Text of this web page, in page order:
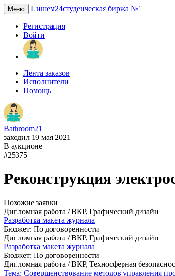
Меню Пишем24студенческая биржа №1
Регистрация
Войти
Лента заказов
Исполнители
Помощь
Bathroom21
заходил 19 мая 2021
В аукционе
#25375
Реконструкция
Похожие заявки
Дипломная работа / ВКР, Графический дизайн
Разработка макета журнала
Бюджет: По договоренности
Дипломная работа / ВКР, Графический дизайн
Разработка макета журнала
Бюджет: По договоренности
Дипломная работа / ВКР, Техносферная
Тема: Совершенствование методов управления